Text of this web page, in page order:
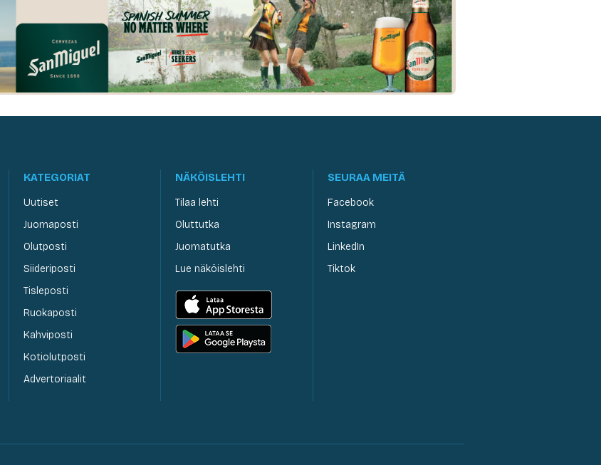
KATEGORIAT
Uutiset
Juomaposti
Olutposti
Siideriposti
Tisleposti
Ruokaposti
Kahviposti
Kotiolutposti
Advertoriaalit
NÄKÖISLEHTI
Tilaa lehti
Oluttutka
Juomatutka
Lue näköislehti
SEURAA MEITÄ
Facebook
Instagram
LinkedIn
Tiktok